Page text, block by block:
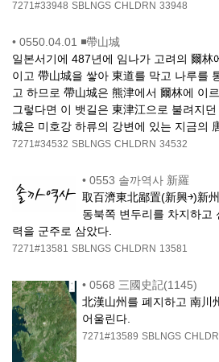
7271#33948 SBLNGS CHLDRN 33948
• 0550.04.01 ◾帶山城
일본서기에 487년에 임나가 고려의 爾林
이고 帶山城을 쌓아 東道를 막고 나루를
고 하므로 帶山城은 熊津에서 爾林에 이
그렇다면 이 뱃길은 東津江으로 불려지
城은 미호강 하류의 강변에 있는 지금의
7271#34532 SBLNGS CHLDRN 34532
• 0553 솔까역사 新羅
取百濟東北鄙置(新興￫)新
동북쪽 변두리를 차지하고
력을 군주로 삼았다.
7271#13581 SBLNGS CHLDRN 13581
• 0568 三國史記(1145)
北漢山州를 폐지하고 南川
어울린다.
7271#13589 SBLNGS